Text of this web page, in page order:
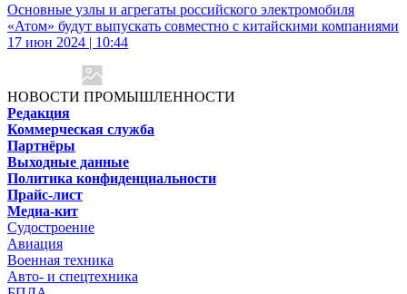
Основные узлы и агрегаты российского электромобиля
«Атом» будут выпускать совместно с китайскими компаниями
17 июн 2024 | 10:44
НОВОСТИ ПРОМЫШЛЕННОСТИ
Редакция
Коммерческая служба
Партнёры
Выходные данные
Политика конфиденциальности
Прайс-лист
Медиа-кит
Судостроение
Авиация
Военная техника
Авто- и спецтехника